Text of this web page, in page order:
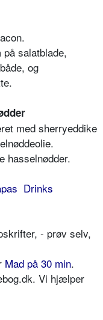
salatblade,
og
med sherryeddike
hasselnødder.
Drinks
- prøv selv,
Mad på 30 min.
Vi hjælper